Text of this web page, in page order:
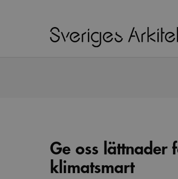
Ge oss lättnader
klimatsmart